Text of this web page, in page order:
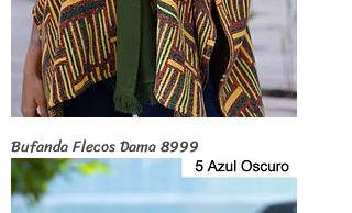
Bufanda Flecos Dama 8999